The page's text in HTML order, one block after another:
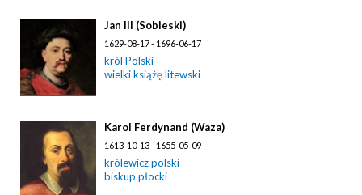
Jan III (Sobieski)
1629-08-17 - 1696-06-17
król Polski
wielki książę litewski
Karol Ferdynand (Waza)
1613-10-13 - 1655-05-09
królewicz polski
biskup płocki